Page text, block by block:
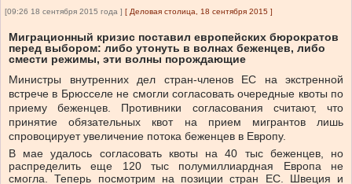
[09:26 18 сентября 2015 года ] [ Деловая столица, 18 сентября 2015 ]
Миграционный кризис поставил европейских бюрократов
перед выбором: либо утонуть в волнах беженцев, либо
смести режимы, эти волны порождающие
Министры внутренних дел стран-членов ЕС на экстренной
встрече в Брюсселе не смогли согласовать очередные квоты по
приему беженцев. Противники согласования считают, что
принятие обязательных квот на прием мигрантов лишь
спровоцирует увеличение потока беженцев в Европу.
В мае удалось согласовать квоты на 40 тыс беженцев, но
распределить еще 120 тыс полумиллиардная Европа не
смогла. Теперь посмотрим на позиции стран ЕС. Швеция и